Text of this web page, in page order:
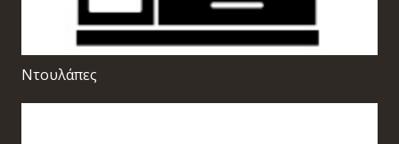
Ντουλάπες